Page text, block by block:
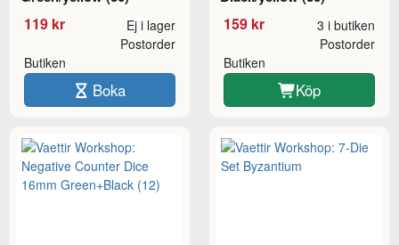
119 kr Ej i lager
Butiken
Postorder
Boka
159 kr 3 i butiken
Butiken
Postorder
Köp